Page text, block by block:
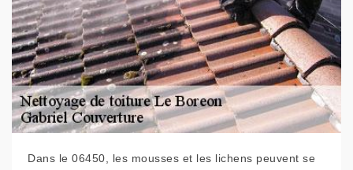
Dans le 06450, les mousses et les lichens peuvent se